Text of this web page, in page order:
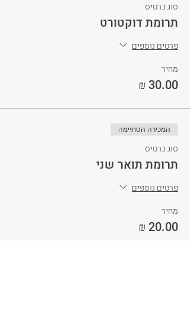
סוג כרטיס
תרומת דוקטורט
פרטים נוספים
מחיר
המכירה הסתיימה
סוג כרטיס
תרומת תואר שני
פרטים נוספים
מחיר